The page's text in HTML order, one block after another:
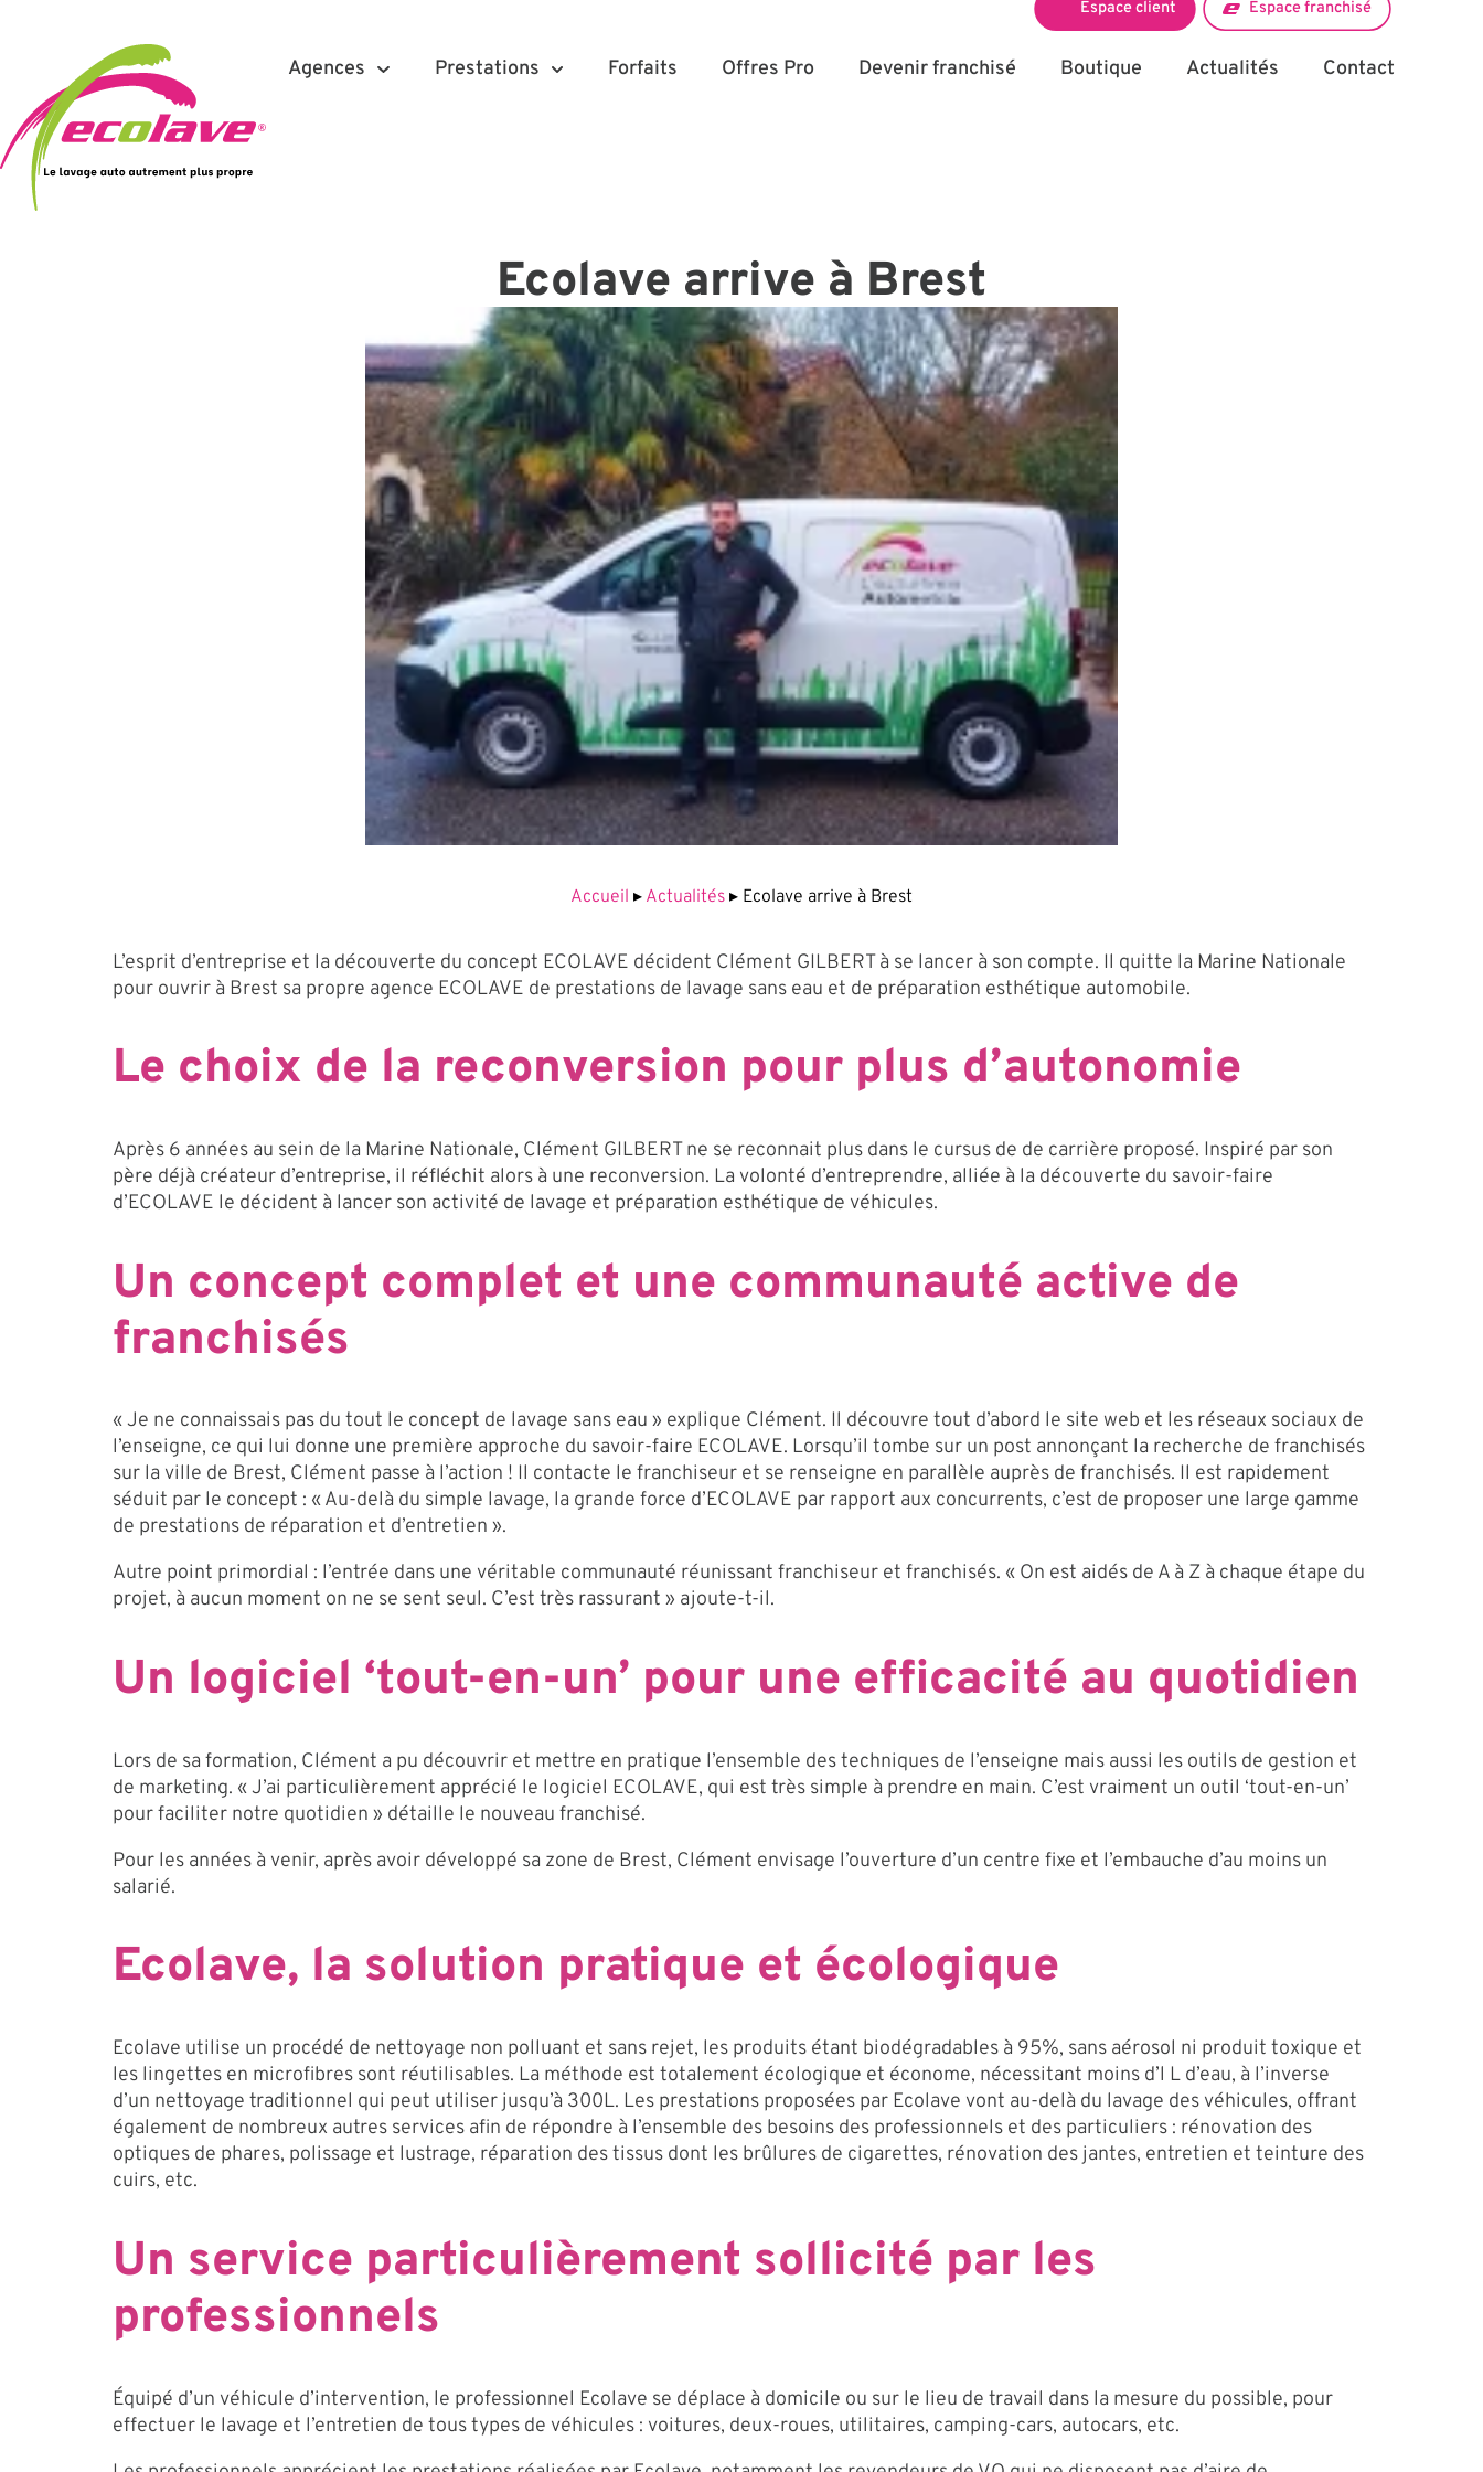
Agences Prestations Forfaits Offres Pro Devenir franchisé Boutique Actualités Contact
Espace client Espace franchisé
Ecolave arrive à Brest
Accueil ▸ Actualités ▸ Ecolave arrive à Brest
L’esprit d’entreprise et la découverte du concept ECOLAVE décident Clément GILBERT à se lancer à son compte. Il quitte la Marine Nationale
pour ouvrir à Brest sa propre agence ECOLAVE de prestations de lavage sans eau et de préparation esthétique automobile.
Le choix de la reconversion pour plus d’autonomie
Après 6 années au sein de la Marine Nationale, Clément GILBERT ne se reconnait plus dans le cursus de de carrière proposé. Inspiré par son
père déjà créateur d’entreprise, il réfléchit alors à une reconversion. La volonté d’entreprendre, alliée à la découverte du savoir-faire
d’ECOLAVE le décident à lancer son activité de lavage et préparation esthétique de véhicules.
Un concept complet et une communauté active de
franchisés
« Je ne connaissais pas du tout le concept de lavage sans eau » explique Clément. Il découvre tout d’abord le site web et les réseaux sociaux de
l’enseigne, ce qui lui donne une première approche du savoir-faire ECOLAVE. Lorsqu’il tombe sur un post annonçant la recherche de franchisés
sur la ville de Brest, Clément passe à l’action ! Il contacte le franchiseur et se renseigne en parallèle auprès de franchisés. Il est rapidement
séduit par le concept : « Au-delà du simple lavage, la grande force d’ECOLAVE par rapport aux concurrents, c’est de proposer une large gamme
de prestations de réparation et d’entretien ».
Autre point primordial : l’entrée dans une véritable communauté réunissant franchiseur et franchisés. « On est aidés de A à Z à chaque étape du
projet, à aucun moment on ne se sent seul. C’est très rassurant » ajoute-t-il.
Un logiciel ‘tout-en-un’ pour une efficacité au quotidien
Lors de sa formation, Clément a pu découvrir et mettre en pratique l’ensemble des techniques de l’enseigne mais aussi les outils de gestion et
de marketing. « J’ai particulièrement apprécié le logiciel ECOLAVE, qui est très simple à prendre en main. C’est vraiment un outil ‘tout-en-un’
pour faciliter notre quotidien » détaille le nouveau franchisé.
Pour les années à venir, après avoir développé sa zone de Brest, Clément envisage l’ouverture d’un centre fixe et l’embauche d’au moins un
salarié.
Ecolave, la solution pratique et écologique
Ecolave utilise un procédé de nettoyage non polluant et sans rejet, les produits étant biodégradables à 95%, sans aérosol ni produit toxique et
les lingettes en microfibres sont réutilisables. La méthode est totalement écologique et économe, nécessitant moins d’l L d’eau, à l’inverse
d’un nettoyage traditionnel qui peut utiliser jusqu’à 300L. Les prestations proposées par Ecolave vont au-delà du lavage des véhicules, offrant
également de nombreux autres services afin de répondre à l’ensemble des besoins des professionnels et des particuliers : rénovation des
optiques de phares, polissage et lustrage, réparation des tissus dont les brûlures de cigarettes, rénovation des jantes, entretien et teinture des
cuirs, etc.
Un service particulièrement sollicité par les
professionnels
Équipé d’un véhicule d’intervention, le professionnel Ecolave se déplace à domicile ou sur le lieu de travail dans la mesure du possible, pour
effectuer le lavage et l’entretien de tous types de véhicules : voitures, deux-roues, utilitaires, camping-cars, autocars, etc.